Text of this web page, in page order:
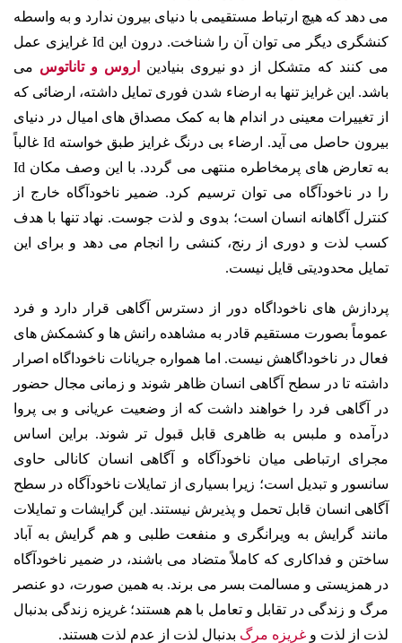
می دهد که هیچ ارتباط مستقیمی با دنیای بیرون ندارد و به واسطه
کنشگری دیگر می توان آن را شناخت. درون این Id غرایزی عمل
می کنند که متشکل از دو نیروی بنیادین
اروس و تاناتوس می
باشد. این غرایز تنها به ارضاء شدن فوری تمایل داشته، ارضائی که
از تغییرات معینی در اندام ها به کمک مصداق های امیال در دنیای
بیرون حاصل می آید. ارضاء بی درنگ غرایز طبق خواسته Id غالباً
به تعارض های پرمخاطره منتهی می گردد. با این وصف مکان Id
را در ناخودآگاه می توان ترسیم کرد. ضمیر ناخودآگاه خارج از
کنترل آگاهانه انسان است؛ بدوی و لذت جوست. نهاد تنها با هدف
کسب لذت و دوری از رنج، کنشی را انجام می دهد و برای این
تمایل محدودیتی قایل نیست.
پردازش های ناخوداگاه دور از دسترس آگاهی قرار دارد و فرد
عموماً بصورت مستقیم قادر به مشاهده رانش ها و کشمکش های
فعال در ناخوداگاهش نیست. اما همواره جریانات ناخوداگاه اصرار
داشته تا در سطح آگاهی انسان ظاهر شوند و زمانی مجال حضور
در آگاهی فرد را خواهند داشت که از وضعیت عریانی و بی پروا
درآمده و ملبس به ظاهری قابل قبول تر شوند. براین اساس
مجرای ارتباطی میان ناخودآگاه و آگاهی انسان کانالی حاوی
سانسور و تبدیل است؛ زیرا بسیاری از تمایلات ناخودآگاه در سطح
آگاهی انسان قابل تحمل و پذیرش نیستند. این گرایشات و تمایلات
مانند گرایش به ویرانگری و منفعت طلبی و هم گرایش به آباد
ساختن و فداکاری که کاملاً متضاد می باشند، در ضمیر ناخودآگاه
در همزیستی و مسالمت بسر می برند. به همین صورت، دو عنصر
مرگ و زندگی در تقابل و تعامل با هم هستند؛ غریزه زندگی بدنبال
لذت از لذت و غریزه مرگ بدنبال لذت از عدم لذت هستند.